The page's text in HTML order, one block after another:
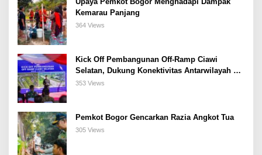
Kemarau Panjang
364 Views
Kick Off Pembangunan Off-Ramp Ciawi
Selatan, Dukung Konektivitas Antarwilayah di
Bogor Selatan
353 Views
Pemkot Bogor Gencarkan Razia Angkot Tua
305 Views